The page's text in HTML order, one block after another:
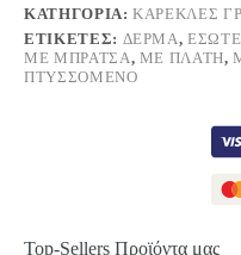
ΚΑΤΗΓΟΡΊΑ:ΚΑΡΈΚΛΕΣ
ΕΤΙΚΈΤΕΣ: ΔΈΡΜΑ,
ΜΕ ΜΠΡΆΤΣΑ, ΜΕ ΠΛΆΤΗ,
ΠΤΥΣΣΌΜΕΝΟ
Top-Sellers Προϊόντα μας